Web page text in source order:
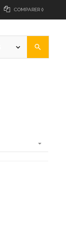
COMPARER ()
keyboard_arrow_down search
